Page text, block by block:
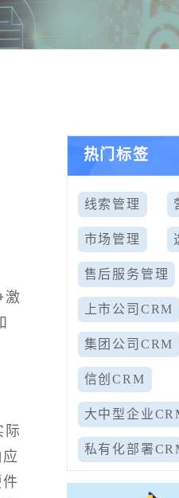
激
际
热门标签
线索管理
市场管理
售后服务管理
上市公司CRM
集团公司CRM
信创CRM
大中型企业
私有化部署